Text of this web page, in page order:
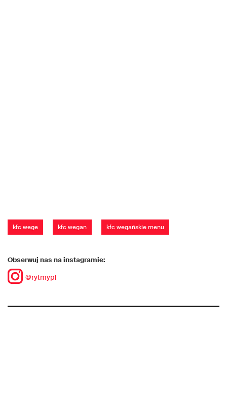
kfc wege kfc wegan kfc wegańskie menu
Obserwuj nas na instagramie:
@rytmypl